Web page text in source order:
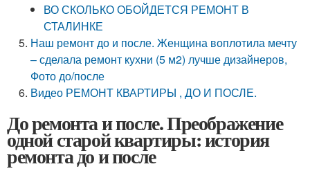
ВО СКОЛЬКО ОБОЙДЕТСЯ РЕМОНТ В
СТАЛИНКЕ
Наш ремонт до и после. Женщина воплотила мечту
– сделала ремонт кухни (5 м2) лучше дизайнеров,
Фото до/после
Видео РЕМОНТ КВАРТИРЫ , ДО И ПОСЛЕ.
До ремонта и после. Преображение
одной старой квартиры: история
ремонта до и после